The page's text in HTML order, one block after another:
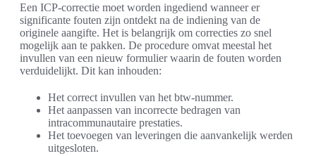
Een ICP-correctie moet worden ingediend wanneer er
significante fouten zijn ontdekt na de indiening van de
originele aangifte. Het is belangrijk om correcties zo snel
mogelijk aan te pakken. De procedure omvat meestal het
invullen van een nieuw formulier waarin de fouten worden
verduidelijkt. Dit kan inhouden:
Het correct invullen van het btw-nummer.
Het aanpassen van incorrecte bedragen van
intracommunautaire prestaties.
Het toevoegen van leveringen die aanvankelijk werden
uitgesloten.